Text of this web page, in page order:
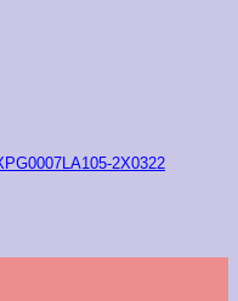
2X0322